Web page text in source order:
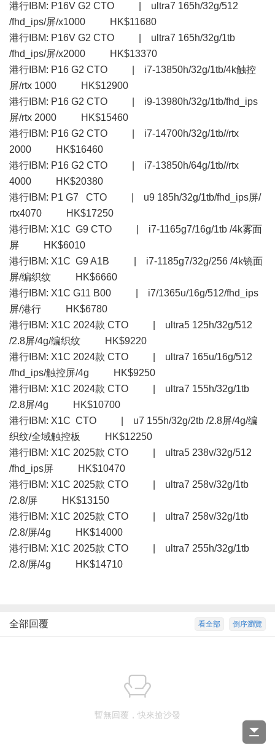
港行IBM: P16V G2 CTO | ultra7 165h/32g/512
/fhd_ips/屏/x1000 HK$11680
港行IBM: P16V G2 CTO | ultra7 165h/32g/1tb
/fhd_ips/屏/x2000 HK$13370
港行IBM: P16 G2 CTO | i7-13850h/32g/1tb/4k触控
屏/rtx 1000 HK$12900
港行IBM: P16 G2 CTO | i9-13980h/32g/1tb/fhd_ips
屏/rtx 2000 HK$15460
港行IBM: P16 G2 CTO | i7-14700h/32g/1tb//rtx
2000 HK$16460
港行IBM: P16 G2 CTO | i7-13850h/64g/1tb//rtx
4000 HK$20380
港行IBM: P1 G7 CTO | u9 185h/32g/1tb/fhd_ips屏/
rtx4070 HK$17250
港行IBM: X1C G9 CTO | i7-1165g7/16g/1tb /4k雾面
屏 HK$6010
港行IBM: X1C G9 A1B | i7-1185g7/32g/256 /4k镜面
屏/编织纹 HK$6660
港行IBM: X1C G11 B00 | i7/1365u/16g/512/fhd_ips
屏/港行 HK$6780
港行IBM: X1C 2024款 CTO | ultra5 125h/32g/512
/2.8屏/4g/编织纹 HK$9220
港行IBM: X1C 2024款 CTO | ultra7 165u/16g/512
/fhd_ips/触控屏/4g HK$9250
港行IBM: X1C 2024款 CTO | ultra7 155h/32g/1tb
/2.8屏/4g HK$10700
港行IBM: X1C CTO | u7 155h/32g/2tb /2.8屏/4g/编
织纹/全域触控板 HK$12250
港行IBM: X1C 2025款 CTO | ultra5 238v/32g/512
/fhd_ips屏 HK$10470
港行IBM: X1C 2025款 CTO | ultra7 258v/32g/1tb
/2.8/屏 HK$13150
港行IBM: X1C 2025款 CTO | ultra7 258v/32g/1tb
/2.8/屏/4g HK$14000
港行IBM: X1C 2025款 CTO | ultra7 255h/32g/1tb
/2.8/屏/4g HK$14710
倒序瀏覽
看全部
全部回覆
暫無回覆，快來搶沙發